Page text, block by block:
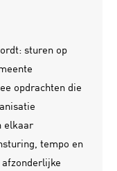
sturen op
opdrachten die
elkaar
tempo en